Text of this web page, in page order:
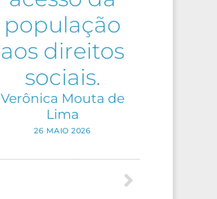
população
aos direitos
sociais.
Verônica Mouta de
Lima
26 MAIO 2026